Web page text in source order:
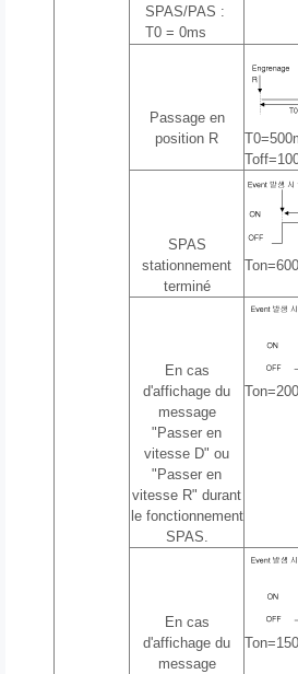
SPAS/PAS :
T0 = 0ms
Passage en
position R
SPAS
stationnement
terminé
En cas
d'affichage du
message
"Passer en
vitesse D" ou
"Passer en
vitesse R" durant
le fonctionnement
SPAS.
En cas
d'affichage du
message